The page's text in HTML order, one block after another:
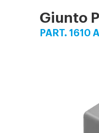
Giunto
PART. 1610 A